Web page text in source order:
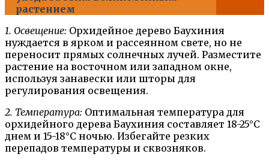
растением
1. Освещение: Орхидейное дерево Баухиния
нуждается в ярком и рассеянном свете, но не
переносит прямых солнечных лучей. Разместите
растение на восточном или западном окне,
используя занавески или шторы для
регулирования освещения.
2. Температура: Оптимальная температура для
орхидейного дерева Баухиния составляет 18-25°С
днем и 15-18°С ночью. Избегайте резких
перепадов температуры и сквозняков.